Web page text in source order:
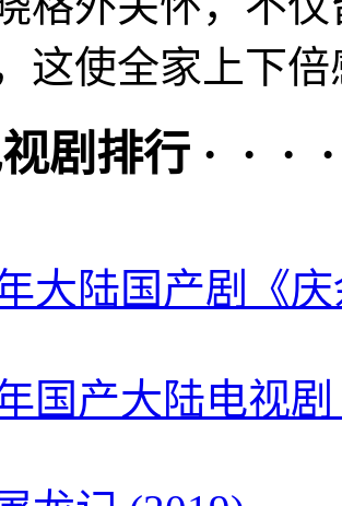
这使全家上下
剧排行 · · ·
大陆国产剧《
国产大陆电视